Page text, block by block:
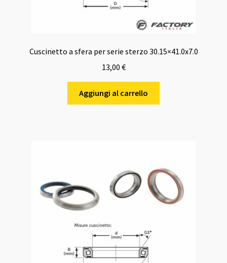
Cuscinetto a sfera per serie sterzo 30.15×41.0x7.0
13,00 €
Aggiungi al carrello